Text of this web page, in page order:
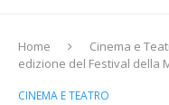
Home Cinema e
edizione del Festival della
CINEMA E TEATRO